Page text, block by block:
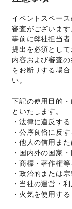
イベントスペー
審査がございます
事前に弊社担当
提出を必須として
内容および審査
をお断りする場
い。
下記の使用目的
といたします。
・法律に違反す
・公序良俗に反
・他人の信用ま
・国内外の国家
・商標・著作権
・政治的または
・当社の運営・
・火気を使用す